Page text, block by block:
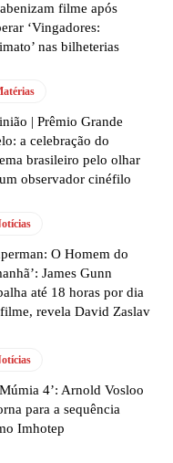
filme após
‘Vingadores:
nas bilheterias
| Prêmio Grande
a celebração do
brasileiro pelo olhar
observador cinéfilo
O Homem do
James Gunn
até 18 horas por dia
revela David Zaslav
4’: Arnold Vosloo
para a sequência
Imhotep